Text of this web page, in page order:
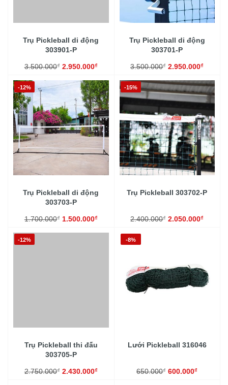
Trụ Pickleball di động
303901-P
3.500.000₫ 2.950.000₫
Trụ Pickleball di động
303701-P
3.500.000₫ 2.950.000₫
-12%
Trụ Pickleball di động
303703‑P
1.700.000₫ 1.500.000₫
-15%
Trụ Pickleball 303702-P
2.400.000₫ 2.050.000₫
-12%
Trụ Pickleball thi đấu
303705-P
2.750.000₫ 2.430.000₫
-8%
Lưới Pickleball 316046
650.000₫ 600.000₫